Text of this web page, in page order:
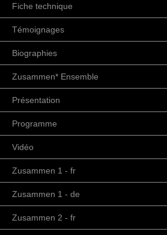
Fiche technique
Témoignages
Biographies
Zusammen* Ensemble
Présentation
Programme
Vidéo
Zusammen 1 - fr
Zusammen 1 - de
Zusammen 2 - fr